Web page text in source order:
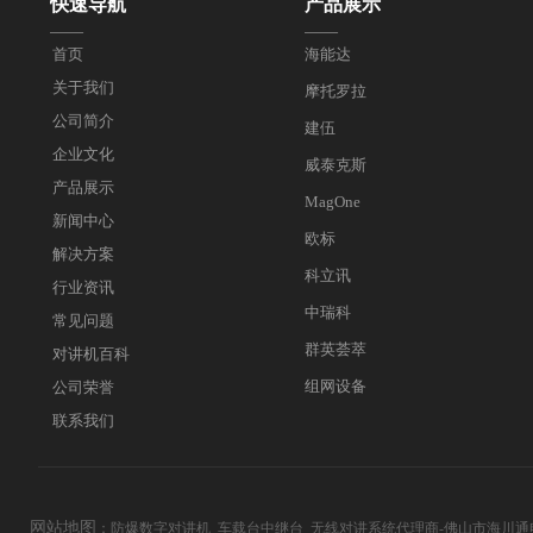
快速导航
——
首页
关于我们
公司简介
企业文化
产品展示
新闻中心
解决方案
行业资讯
常见问题
对讲机百科
公司荣誉
联系我们
海能达
摩托罗拉
建伍
威泰克斯
MagOne
欧标
科立讯
中瑞科
群英荟萃
组网设备
产品展示
——
网站地图 ： 防爆数字对讲机_车载台中继台_无线对讲系统代理商-佛山市海川